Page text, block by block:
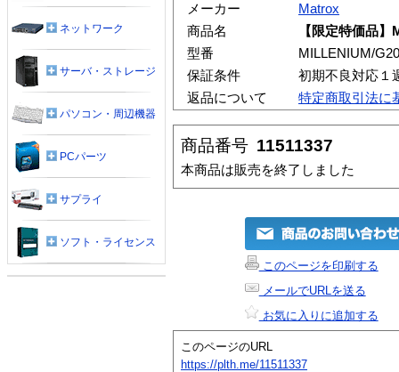
メーカー
Matrox
商品名
【限定特価品
型番
MILLENIUM/
保証条件
初期不良対応１
返品について
特定商取引法に
商品番号 11511337
本商品は販売を終了しました
このページを印刷する
メールでURLを送る
お気に入りに追加する
このページのURL
https://plth.me/11511337
ネットワーク
サーバ・ストレージ
パソコン・周辺機器
PCパーツ
サプライ
ソフト・ライセンス